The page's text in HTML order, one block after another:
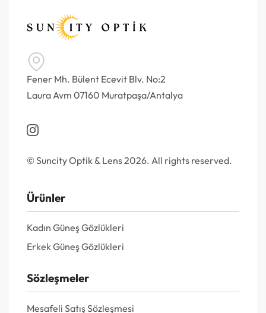
Fener Mh. Bülent Ecevit Blv. No:2
Laura Avm 07160 Muratpaşa/Antalya
© Suncity Optik & Lens 2026. All rights reserved.
Ürünler
Kadın Güneş Gözlükleri
Erkek Güneş Gözlükleri
Sözleşmeler
Mesafeli Satış Sözleşmesi